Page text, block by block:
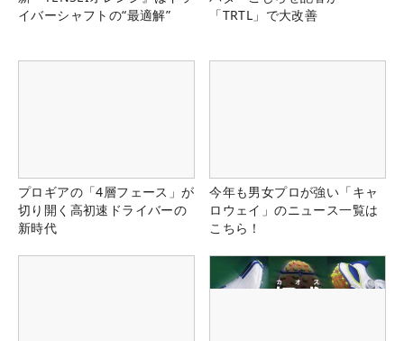
イバーシャフトの“最適解”
「TRTL」で大改善
プロギアの「4層フェース」が
切り開く高初速ドライバーの
新時代
今年も男女プロが強い「キャ
ロウェイ」のニュース一覧は
こちら！